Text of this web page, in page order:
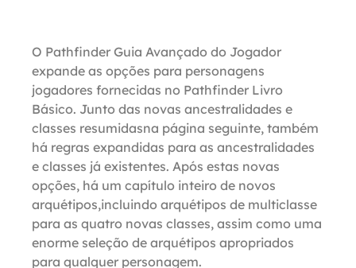
O Pathfinder Guia Avançado do Jogador
expande as opções para personagens
jogadores fornecidas no Pathfinder Livro
Básico. Junto das novas ancestralidades e
classes resumidasna página seguinte, também
há regras expandidas para as ancestralidades
e classes já existentes. Após estas novas
opções, há um capítulo inteiro de novos
arquétipos,incluindo arquétipos de multiclasse
para as quatro novas classes, assim como uma
enorme seleção de arquétipos apropriados
para qualquer personagem.